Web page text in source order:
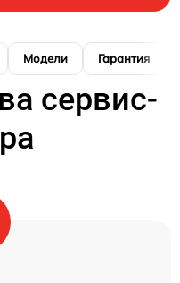
Модели Гарантия
сервис-